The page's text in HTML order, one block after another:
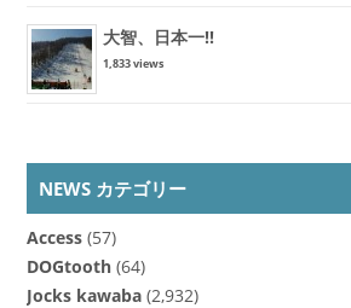
大智、日本一!!
1,833 views
NEWS カテゴリー
Access(57)
DOGtooth(64)
Jocks kawaba(2,932)